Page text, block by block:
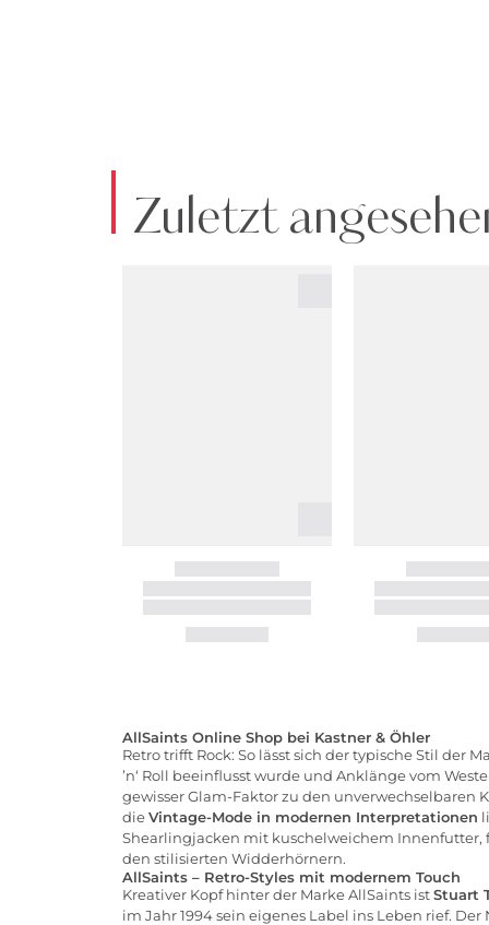
Zuletzt
AllSaints Online Shop bei Kastner & Öhler
Retro trifft Rock: So lässt sich der typische Stil der
’n‘ Roll beeinflusst wurde und Anklänge vom
gewisser Glam-Faktor zu den unverwechselbaren
dieVintage-Mode in modernen Interpretationen
Shearlingjacken mit kuschelweichem Innenfutter,
den stilisierten Widderhörnern.
AllSaints – Retro-Styles mit modernem Touch
Kreativer Kopf hinter der Marke AllSaints istStuart
im Jahr 1994 sein eigenes Label ins Leben rief.